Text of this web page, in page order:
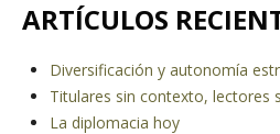
ARTÍCULOS
Diversificación y autonomía
Titulares sin contexto, lectores
La diplomacia hoy